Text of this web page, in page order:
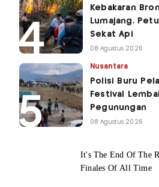
Kebakaran
Lumajang,
Sekat Api
08 Agustus 2026
Nusantara
Polisi Buru
Festival
Pegunungan
08 Agustus 2026